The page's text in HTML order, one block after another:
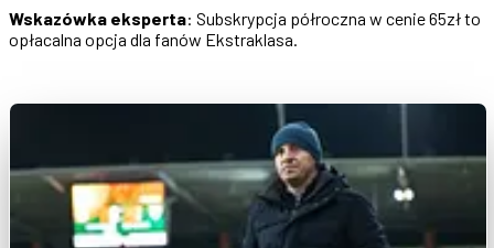
Wskazówka eksperta: Subskrypcja półroczna w cenie 65zł to
opłacalna opcja dla fanów Ekstraklasa.